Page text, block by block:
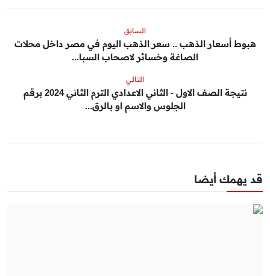
السابق
هبوط أسعار الذهب .. سعر الذهب اليوم في مصر داخل محلات
الصاغة وخسائر لاصحاب السبا...
التالي
نتيجة الصف الاول - الثاني الاعدادي الترم الثاني 2024 برقم
الجلوس والاسم او بالرق...
قد يهمك أيضا